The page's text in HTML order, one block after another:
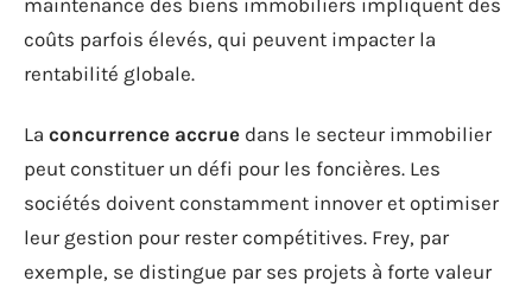
coûts parfois élevés, qui peuvent impacter la
rentabilité globale.
La concurrence accrue dans le secteur immobilier
peut constituer un défi pour les foncières. Les
sociétés doivent constamment innover et optimiser
leur gestion pour rester compétitives. Frey, par
exemple, se distingue par ses projets à forte valeur